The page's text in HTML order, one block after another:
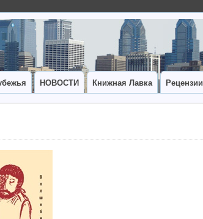
НОВОСТИ Книжная Лавка Рецензии